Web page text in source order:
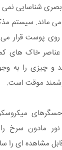
شناسایی نمی
ماند. سیستم
پوست قرار
عناصر خاک های
و چیزی را به
موقت است.
حسگرهای
مادون سرخ
قابل مشاهده ای